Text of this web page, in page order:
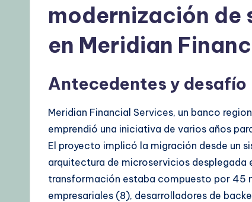
modernización de
en Meridian
Antecedentes y desafío
Meridian Financial Services, un banco
emprendió una iniciativa de varios años
El proyecto implicó la migración desde un
arquitectura de microservicios desplegada
transformación estaba compuesto por 45
empresariales (8), desarrolladores de